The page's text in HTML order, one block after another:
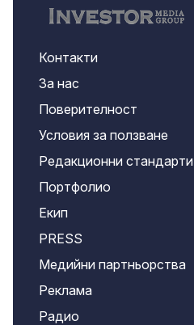
Контакти
За нас
Поверителност
Условия за ползване
Редакционни стандарти
Портфолио
Екип
PRESS
Медийни партньорства
Реклама
Радио